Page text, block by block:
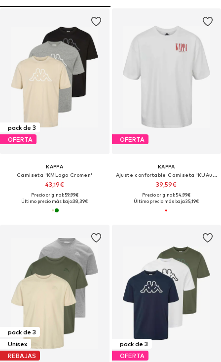
pack de 3
OFERTA
KAPPA
Camiseta 'KMLogo Cromen'
43,19€
Precio original: 59,99€
Último precio más bajo:38,39€
OFERTA
KAPPA
Ajuste confortable Camiseta 'KUAuthentic Sauren'
39,59€
Precio original: 54,99€
Último precio más bajo:35,19€
pack de 3
Unisex
REBAJAS
pack de 3
OFERTA